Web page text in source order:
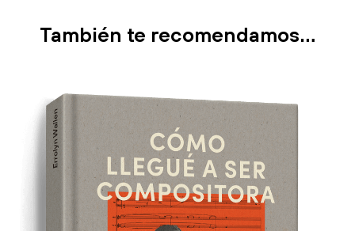
También te recomendamos…